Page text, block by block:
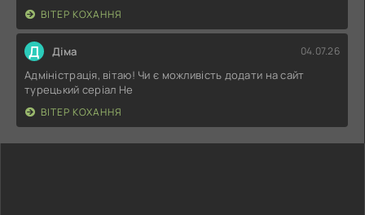
ВІТЕР КОХАННЯ
Д Діма 04.07.26
Адміністрація, вітаю! Чи є можливість додати на сайт
турецький серіал Не
ВІТЕР КОХАННЯ